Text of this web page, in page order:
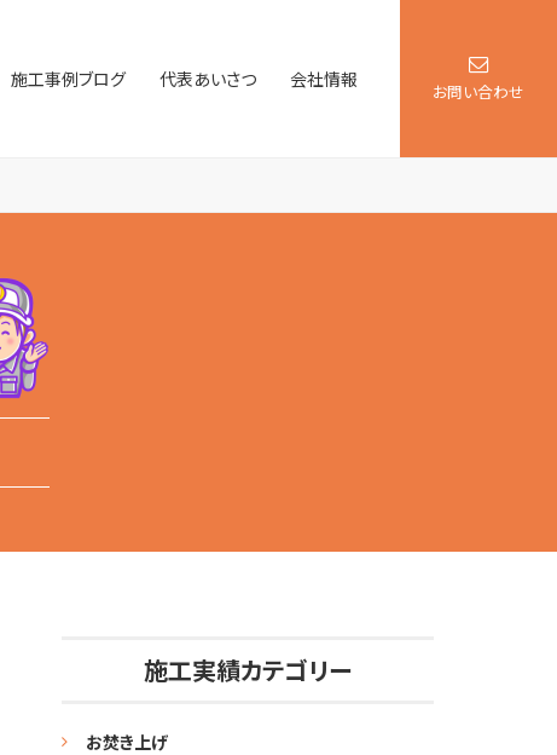
施工事例ブログ 代表あいさつ 会社情報
お問い合わせ
施工実績カテゴリー
お焚き上げ